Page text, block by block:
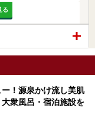
る
ー！源泉かけ流し美肌
衆風呂・宿泊施設を